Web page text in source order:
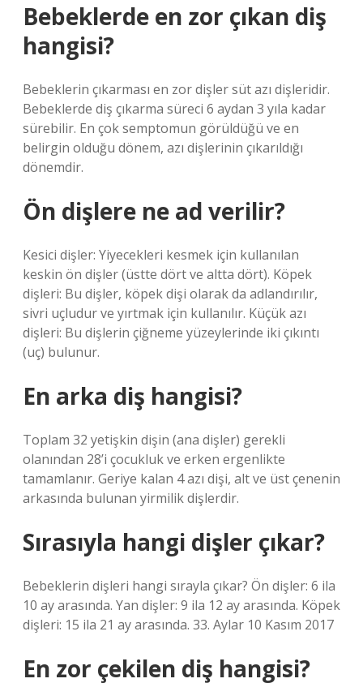
Bebeklerde en zor çıkan diş
hangisi?
Bebeklerin çıkarması en zor dişler süt azı dişleridir.
Bebeklerde diş çıkarma süreci 6 aydan 3 yıla kadar
sürebilir. En çok semptomun görüldüğü ve en
belirgin olduğu dönem, azı dişlerinin çıkarıldığı
dönemdir.
Ön dişlere ne ad verilir?
Kesici dişler: Yiyecekleri kesmek için kullanılan
keskin ön dişler (üstte dört ve altta dört). Köpek
dişleri: Bu dişler, köpek dişi olarak da adlandırılır,
sivri uçludur ve yırtmak için kullanılır. Küçük azı
dişleri: Bu dişlerin çiğneme yüzeylerinde iki çıkıntı
(uç) bulunur.
En arka diş hangisi?
Toplam 32 yetişkin dişin (ana dişler) gerekli
olanından 28’i çocukluk ve erken ergenlikte
tamamlanır. Geriye kalan 4 azı dişi, alt ve üst çenenin
arkasında bulunan yirmilik dişlerdir.
Sırasıyla hangi dişler çıkar?
Bebeklerin dişleri hangi sırayla çıkar? Ön dişler: 6 ila
10 ay arasında. Yan dişler: 9 ila 12 ay arasında. Köpek
dişleri: 15 ila 21 ay arasında. 33. Aylar 10 Kasım 2017
En zor çekilen diş hangisi?